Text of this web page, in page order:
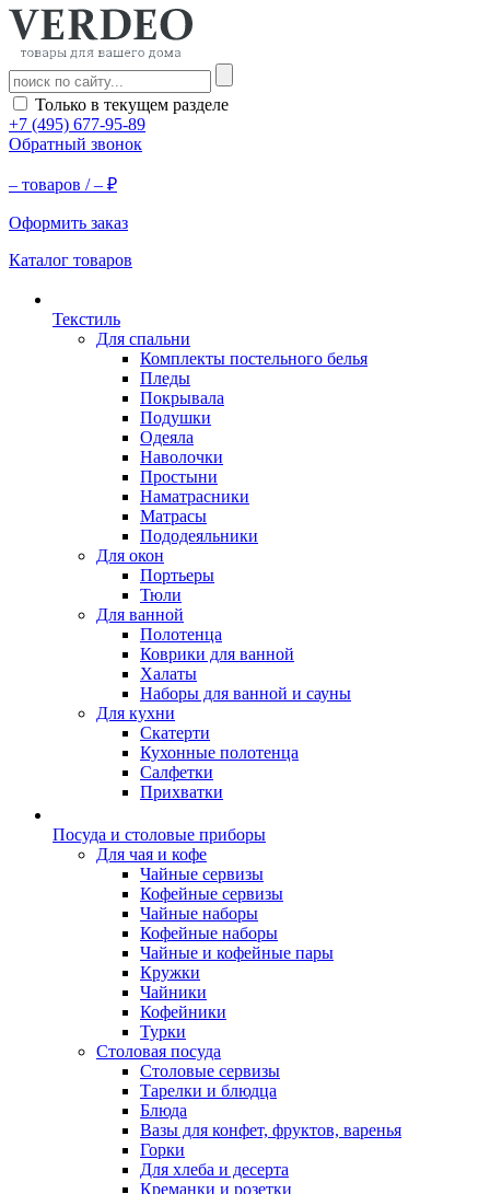
Только в текущем разделе
+7 (495) 677-95-89
Обратный звонок
– товаров /– ₽
Оформить заказ
Каталог товаров
Текстиль
Для спальни
Комплекты постельного белья
Пледы
Покрывала
Подушки
Одеяла
Наволочки
Простыни
Наматрасники
Матрасы
Пододеяльники
Для окон
Портьеры
Тюли
Для ванной
Полотенца
Коврики для ванной
Халаты
Наборы для ванной и сауны
Для кухни
Скатерти
Кухонные полотенца
Салфетки
Прихватки
Посуда и столовые приборы
Для чая и кофе
Чайные сервизы
Кофейные сервизы
Чайные наборы
Кофейные наборы
Чайные и кофейные пары
Кружки
Чайники
Кофейники
Турки
Столовая посуда
Столовые сервизы
Тарелки и блюдца
Блюда
Вазы для конфет, фруктов, варенья
Горки
Для хлеба и десерта
Креманки и розетки